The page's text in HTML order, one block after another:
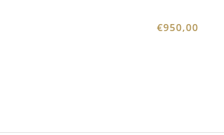
€950,00